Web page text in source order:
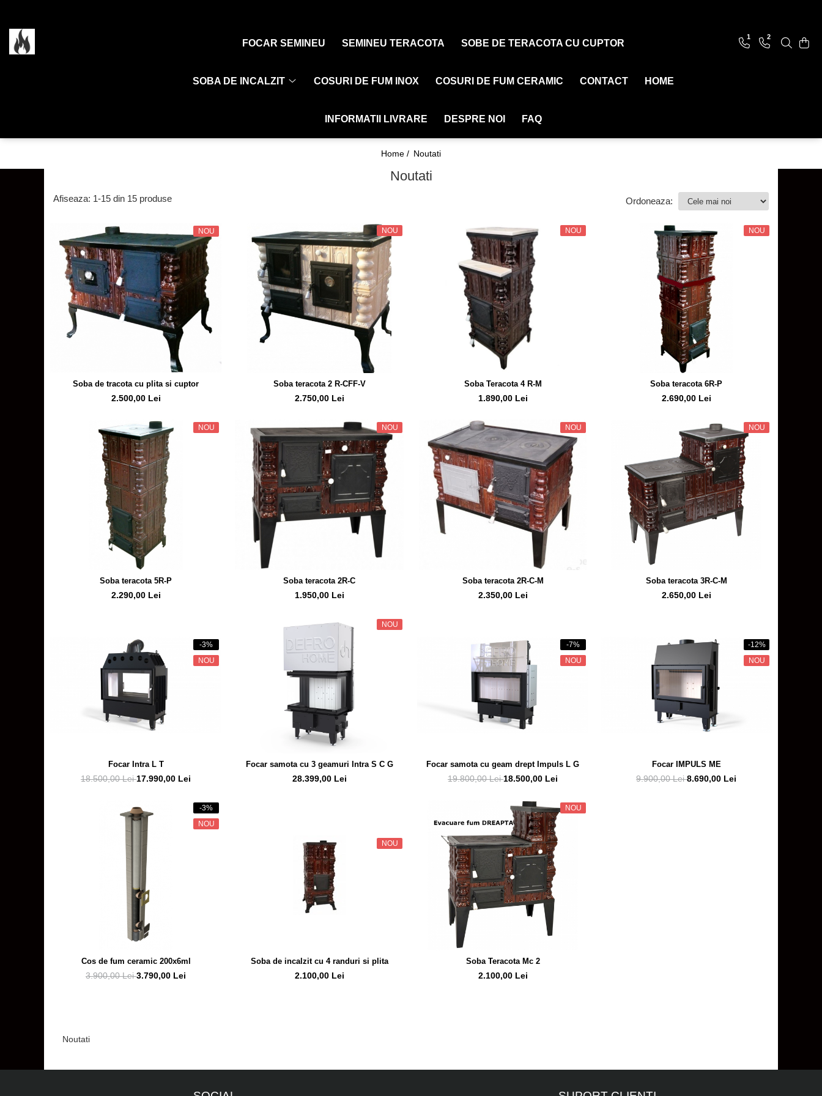
Soba de Incalzit FOCAR SEMINEU SEMINEU TERACOTA SOBE DE TERACOTA CU CUPTOR
SOBA DE INCALZIT COSURI DE FUM INOX COSURI DE FUM CERAMIC CONTACT HOME
INFORMATII LIVRARE DESPRE NOI FAQ
1 2
Home / Noutati
Noutati
Afiseaza: 1-15 din 15 produse Ordoneaza:
NOU
Soba de tracota cu plita si cuptor
2.500,00 Lei
NOU
Soba teracota 2 R-CFF-V
2.750,00 Lei
NOU
Soba Teracota 4 R-M
1.890,00 Lei
NOU
Soba teracota 6R-P
2.690,00 Lei
NOU
Soba teracota 5R-P
2.290,00 Lei
NOU
Soba teracota 2R-C
1.950,00 Lei
NOU
Soba teracota 2R-C-M
2.350,00 Lei
NOU
Soba teracota 3R-C-M
2.650,00 Lei
-3%
NOU
Focar Intra L T
18.500,00 Lei17.990,00 Lei
NOU
Focar samota cu 3 geamuri Intra S C G
28.399,00 Lei
-7%
NOU
Focar samota cu geam drept Impuls L G
19.800,00 Lei18.500,00 Lei
-12%
NOU
Focar IMPULS ME
9.900,00 Lei8.690,00 Lei
-3%
NOU
Cos de fum ceramic 200x6ml
3.900,00 Lei3.790,00 Lei
NOU
Soba de incalzit cu 4 randuri si plita
2.100,00 Lei
NOU
Soba Teracota Mc 2
2.100,00 Lei
Noutati